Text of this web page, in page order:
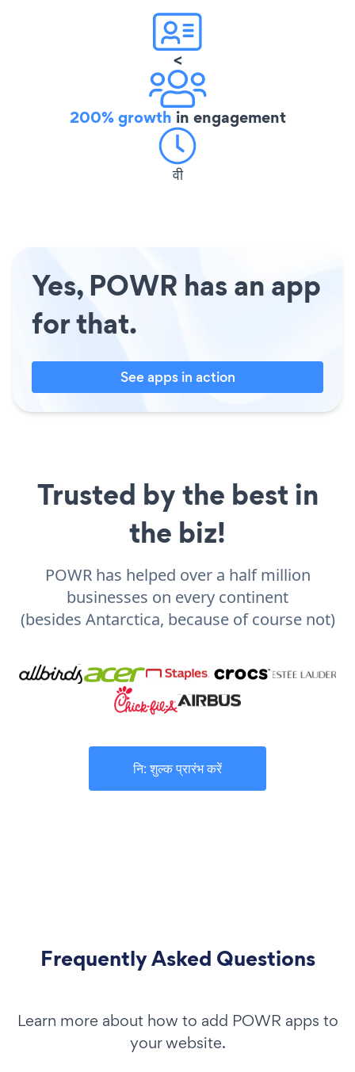
<
200% growth in engagement
वी
Yes, POWR has an app
for that.
See apps in action
Trusted by the best in
the biz!
POWR has helped over a half million
businesses on every continent
(besides Antarctica, because of course not)
नि: शुल्क प्रारंभ करें
Frequently Asked Questions
Learn more about how to add POWR apps to
your website.